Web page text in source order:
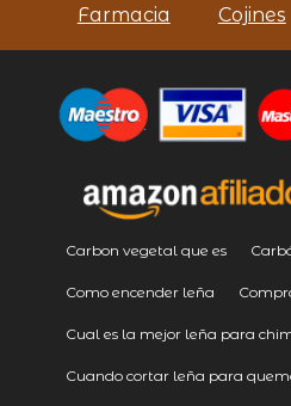
Farmacia Cojines
Carbon vegetal que es
Como encender leña
Cual es la mejor leña para
Cuando cortar leña para